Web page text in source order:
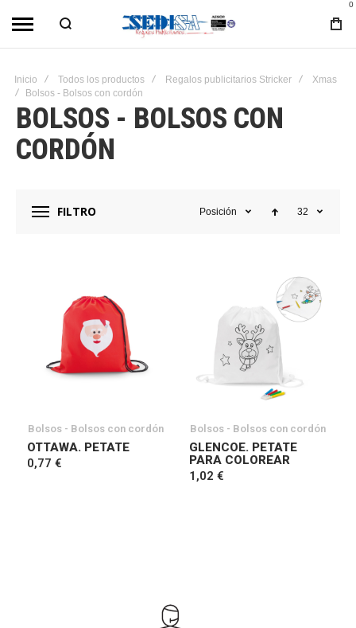
0
Inicio Todos los productos Regalos publicitarios Stricker
Xmas
Bolsos - Bolsos con cordón
BOLSOS - BOLSOS CON
CORDÓN
FILTRO Posición 32
Bolsos - Bolsos con cordón
OTTAWA. PETATE
0,77 €
Bolsos - Bolsos con cordón
GLENCOE. PETATE
PARA COLOREAR
1,02 €